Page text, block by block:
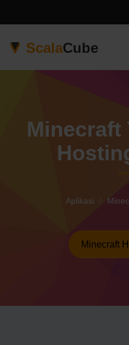
ScalaCube
Minecraft
Aplikasi
Minecraft